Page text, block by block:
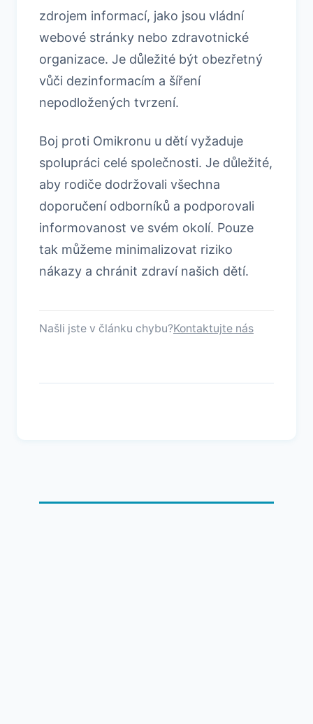
zdrojem informací, jako jsou vládní
webové stránky nebo zdravotnické
organizace. Je důležité být obezřetný
vůči dezinformacím a šíření
nepodložených tvrzení.
Boj proti Omikronu u dětí vyžaduje
spolupráci celé společnosti. Je důležité,
aby rodiče dodržovali všechna
doporučení odborníků a podporovali
informovanost ve svém okolí. Pouze
tak můžeme minimalizovat riziko
nákazy a chránit zdraví našich dětí.
Našli jste v článku chybu?Kontaktujte nás